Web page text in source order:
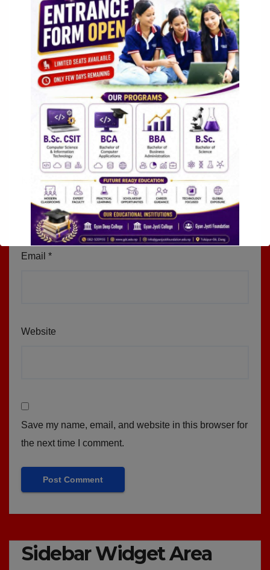
Name*
Email *
Website
Save my name, email, and website in this browser for
the next time I comment.
Sidebar Widget Area